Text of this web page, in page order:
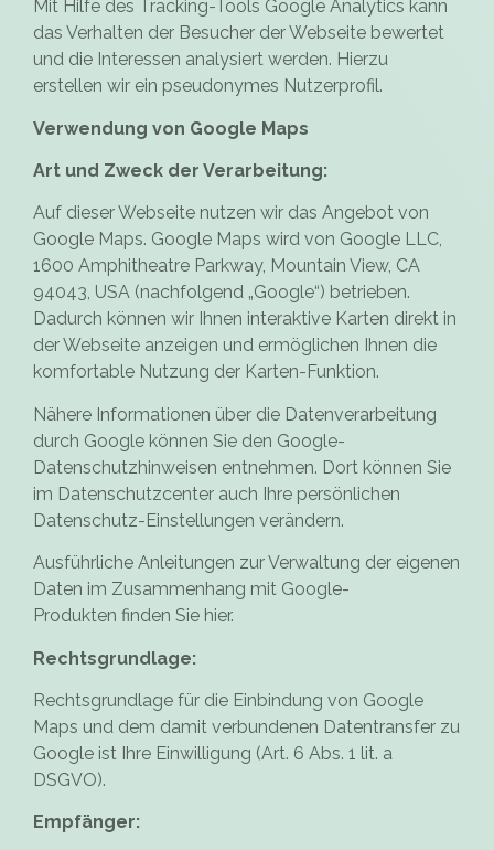
Mit Hilfe des Tracking-Tools Google Analytics kann
das Verhalten der Besucher der Webseite bewertet
und die Interessen analysiert werden. Hierzu
erstellen wir ein pseudonymes Nutzerprofil.
Verwendung von Google Maps
Art und Zweck der Verarbeitung:
Auf dieser Webseite nutzen wir das Angebot von
Google Maps. Google Maps wird von Google LLC,
1600 Amphitheatre Parkway, Mountain View, CA
94043, USA (nachfolgend „Google“) betrieben.
Dadurch können wir Ihnen interaktive Karten direkt in
der Webseite anzeigen und ermöglichen Ihnen die
komfortable Nutzung der Karten-Funktion.
Nähere Informationen über die Datenverarbeitung
durch Google können Sie den Google-
Datenschutzhinweisen entnehmen. Dort können Sie
im Datenschutzcenter auch Ihre persönlichen
Datenschutz-Einstellungen verändern.
Ausführliche Anleitungen zur Verwaltung der eigenen
Daten im Zusammenhang mit Google-
Produkten finden Sie hier.
Rechtsgrundlage:
Rechtsgrundlage für die Einbindung von Google
Maps und dem damit verbundenen Datentransfer zu
Google ist Ihre Einwilligung (Art. 6 Abs. 1 lit. a
DSGVO).
Empfänger: